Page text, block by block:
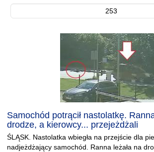
253
Samochód potrącił nastolatkę.
drodze, a kierowcy... przejeżdżali
ŚLĄSK. Nastolatka wbiegła na przejście dla
nadjeżdżający samochód. Ranna leżała na